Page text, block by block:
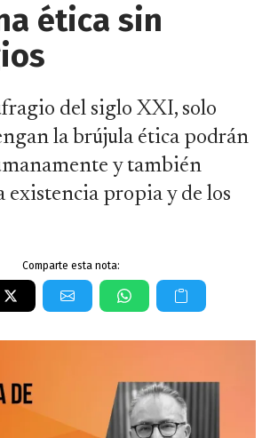
ética sin
del siglo XXI, solo
la brújula ética podrán
y también
existencia propia y de los
Comparte esta nota: